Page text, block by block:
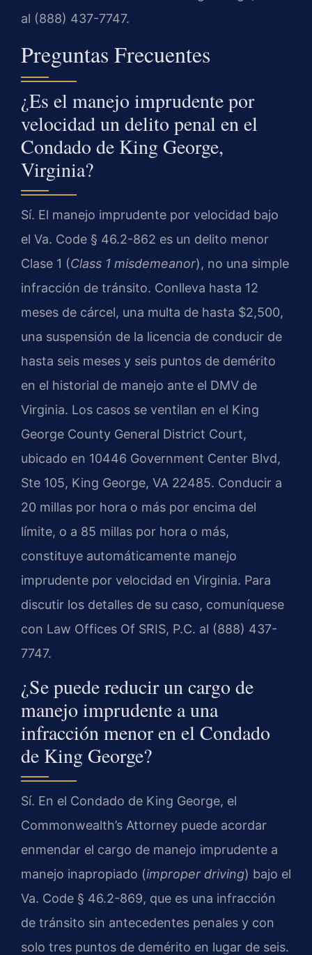
al (888) 437-7747.
Preguntas Frecuentes
¿Es el manejo imprudente por
velocidad un delito penal en el
Condado de King George,
Virginia?
Sí. El manejo imprudente por velocidad bajo
el Va. Code § 46.2-862 es un delito menor
Clase 1 (Class 1 misdemeanor), no una simple
infracción de tránsito. Conlleva hasta 12
meses de cárcel, una multa de hasta $2,500,
una suspensión de la licencia de conducir de
hasta seis meses y seis puntos de demérito
en el historial de manejo ante el DMV de
Virginia. Los casos se ventilan en el King
George County General District Court,
ubicado en 10446 Government Center Blvd,
Ste 105, King George, VA 22485. Conducir a
20 millas por hora o más por encima del
límite, o a 85 millas por hora o más,
constituye automáticamente manejo
imprudente por velocidad en Virginia. Para
discutir los detalles de su caso, comuníquese
con Law Offices Of SRIS, P.C. al (888) 437-
7747.
¿Se puede reducir un cargo de
manejo imprudente a una
infracción menor en el Condado
de King George?
Sí. En el Condado de King George, el
Commonwealth’s Attorney puede acordar
enmendar el cargo de manejo imprudente a
manejo inapropiado (improper driving) bajo el
Va. Code § 46.2-869, que es una infracción
de tránsito sin antecedentes penales y con
solo tres puntos de demérito en lugar de seis.